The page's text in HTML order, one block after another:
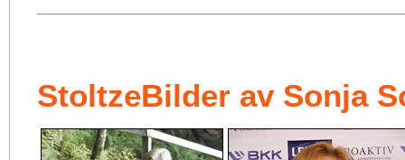
StoltzeBilder av Sonja